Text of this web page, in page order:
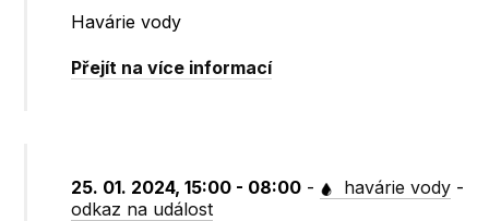
Havárie vody
Přejít na více informací
25. 01. 2024, 15:00 - 08:00 - havárie vody -
odkaz na událost